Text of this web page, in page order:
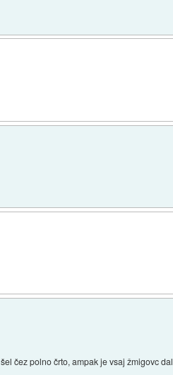
čez polno črto, ampak je vsaj žmigovc dal